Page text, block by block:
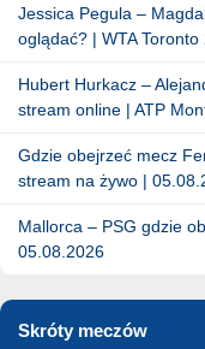
Jessica Pegula –
oglądać? | WTA Toronto
Hubert Hurkacz –
stream online | ATP
Gdzie obejrzeć mecz
stream na żywo |
Mallorca – PSG gdzie
05.08.2026
Skróty meczów